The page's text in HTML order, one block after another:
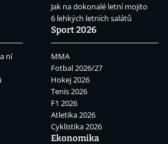
Jak na dokonalé letní mojito
6 lehkých letních salátů
ní
Sport 2026
MMA
Fotbal 2026/27
Hokej 2026
Tenis 2026
F1 2026
Atletika 2026
Cyklistika 2026
Ekonomika